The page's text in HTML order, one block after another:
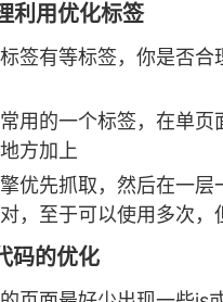
利用优化标签
签有等标签，你是否
用的一个标签，在单
方加上
优先抓取，然后在一
，至于可以使用多次，
码的优化